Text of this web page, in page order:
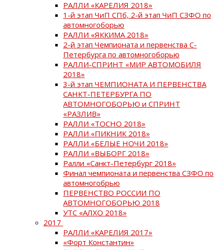
РАЛЛИ «КАРЕЛИЯ 2018»
1-й этап ЧиП СПб, 2-й этап ЧиП СЗФО по
автомногоборью
РАЛЛИ «ЯККИМА 2018»
2-й этап Чемпионата и первенства С-
Петербурга по автомногоборью
РАЛЛИ-СПРИНТ «МИР АВТОМОБИЛЯ
2018»
3-й этап ЧЕМПИОНАТА И ПЕРВЕНСТВА
САНКТ-ПЕТЕРБУРГА ПО
АВТОМНОГОБОРЬЮ и СПРИНТ
«РАЗЛИВ»
РАЛЛИ «ТОСНО 2018»
РАЛЛИ «ПИКНИК 2018»
РАЛЛИ «БЕЛЫЕ НОЧИ 2018»
РАЛЛИ «ВЫБОРГ 2018»
Ралли «Санкт-Петербург 2018»
Финал чемпионата и первенства СЗФО по
автомногобрью
ПЕРВЕНСТВО РОССИИ ПО
АВТОМНОГОБОРЬЮ 2018
УТС «АЛХО 2018»
2017
РАЛЛИ «КАРЕЛИЯ 2017»
«Форт Константин»